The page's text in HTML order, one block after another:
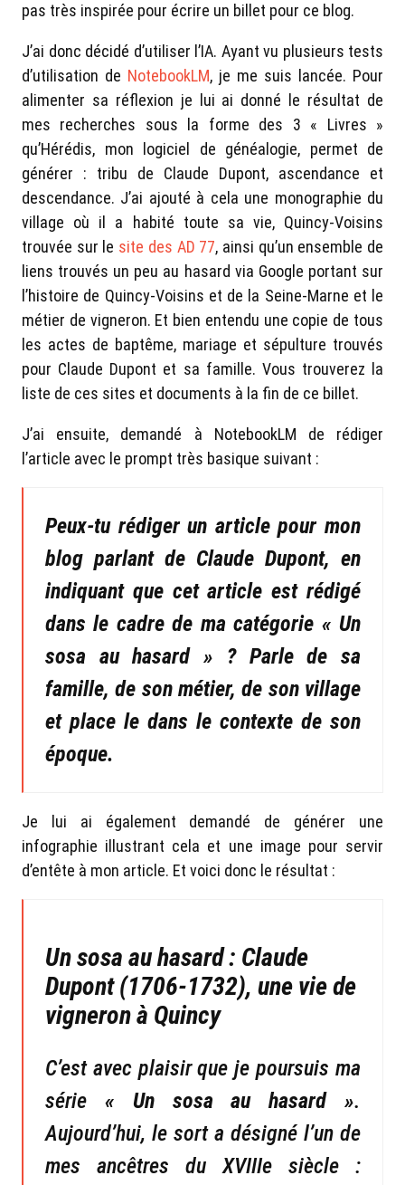
pas très inspirée pour écrire un billet pour ce blog.
J’ai donc décidé d’utiliser l’IA. Ayant vu plusieurs tests
d’utilisation de NotebookLM, je me suis lancée. Pour
alimenter sa réflexion je lui ai donné le résultat de
mes recherches sous la forme des 3 « Livres »
qu’Hérédis, mon logiciel de généalogie, permet de
générer : tribu de Claude Dupont, ascendance et
descendance. J’ai ajouté à cela une monographie du
village où il a habité toute sa vie, Quincy-Voisins
trouvée sur le site des AD 77, ainsi qu’un ensemble de
liens trouvés un peu au hasard via Google portant sur
l’histoire de Quincy-Voisins et de la Seine-Marne et le
métier de vigneron. Et bien entendu une copie de tous
les actes de baptême, mariage et sépulture trouvés
pour Claude Dupont et sa famille. Vous trouverez la
liste de ces sites et documents à la fin de ce billet.
J’ai ensuite, demandé à NotebookLM de rédiger
l’article avec le prompt très basique suivant :
Peux-tu rédiger un article pour mon
blog parlant de Claude Dupont, en
indiquant que cet article est rédigé
dans le cadre de ma catégorie « Un
sosa au hasard » ? Parle de sa
famille, de son métier, de son village
et place le dans le contexte de son
époque.
Je lui ai également demandé de générer une
infographie illustrant cela et une image pour servir
d’entête à mon article. Et voici donc le résultat :
Un sosa au hasard : Claude
Dupont (1706-1732), une vie de
vigneron à Quincy
C’est avec plaisir que je poursuis ma
série « Un sosa au hasard ».
Aujourd’hui, le sort a désigné l’un de
mes ancêtres du XVIIIe siècle :